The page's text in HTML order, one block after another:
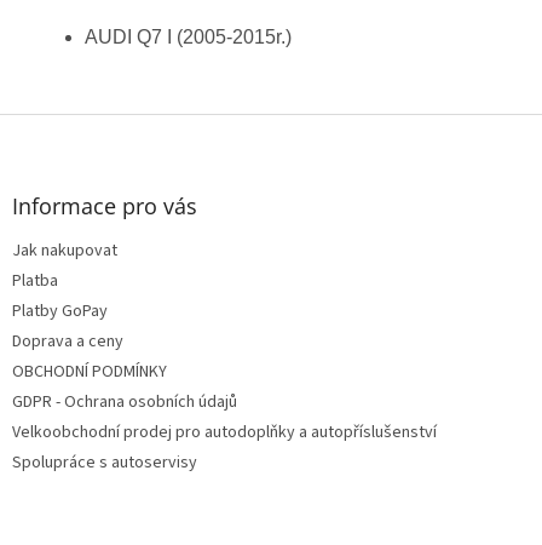
AUDI Q7 I (2005-2015r.)
Z
Informace pro vás
Jak nakupovat
Platba
Platby GoPay
Doprava a ceny
OBCHODNÍ PODMÍNKY
GDPR - Ochrana osobních údajů
Velkoobchodní prodej pro autodoplňky a autopříslušenství
Spolupráce s autoservisy